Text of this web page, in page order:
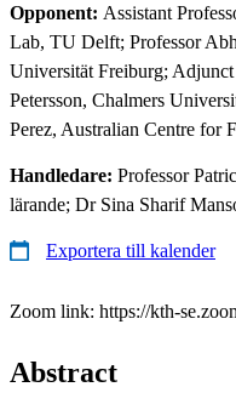
Opponent: Assistant
Lab, TU Delft; Professor
Universität Freiburg;
Petersson, Chalmers
Perez, Australian Centre for
Handledare: Professor
lärande; Dr Sina Sharif
Exportera till kalender
Zoom link: https://kth-
Abstract